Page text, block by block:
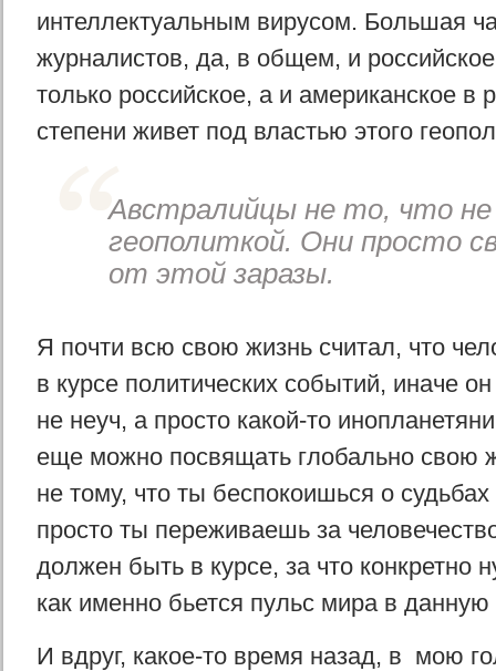
интеллектуальным вирусом. Большая
журналистов, да, в общем, и
только российское, а и американское в
степени живет под властью этого
Австралийцы не то, что
геополиткой. Они просто
от этой заразы.
Я почти всю свою жизнь считал, что
в курсе политических событий, иначе
не неуч, а просто какой-то
еще можно посвящать глобально свою
не тому, что ты беспокоишься о
просто ты переживаешь за
должен быть в курсе, за что конкретно
как именно бьется пульс мира в данную
И вдруг, какое-то время назад, в мою